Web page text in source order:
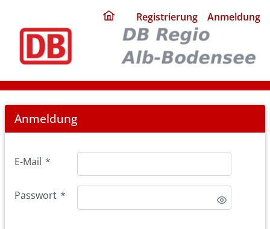
home
page
Registrierung Anmeldung
Login
Anmeldung
E-Mail *
Passwort *